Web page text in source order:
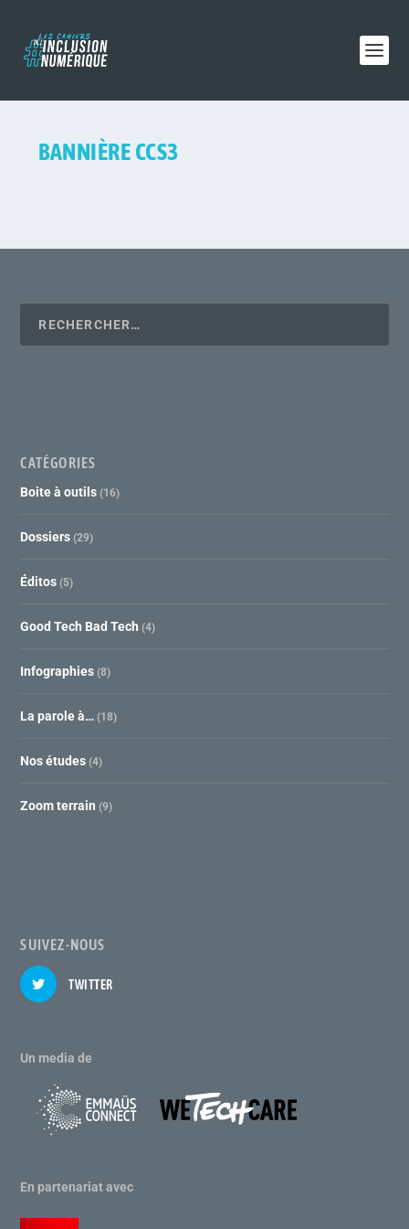
BANNIÈRE CCS3
CATÉGORIES
Boite à outils (16)
Dossiers (29)
Éditos (5)
Good Tech Bad Tech (4)
Infographies (8)
La parole à… (18)
Nos études (4)
Zoom terrain (9)
SUIVEZ-NOUS
TWITTER
Un media de
En partenariat avec